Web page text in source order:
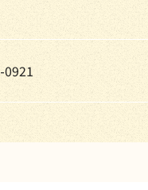
0921